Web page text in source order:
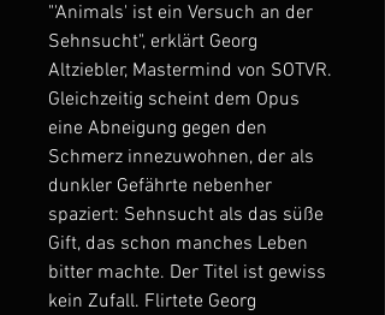
"'Animals' ist ein Versuch an der
Sehnsucht", erklärt Georg
Altziebler, Mastermind von SOTVR.
Gleichzeitig scheint dem Opus
eine Abneigung gegen den
Schmerz innezuwohnen, der als
dunkler Gefährte nebenher
spaziert: Sehnsucht als das süße
Gift, das schon manches Leben
bitter machte. Der Titel ist gewiss
kein Zufall. Flirtete Georg